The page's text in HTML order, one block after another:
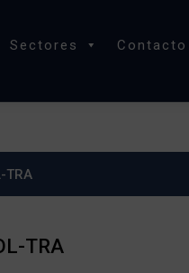
Sectores Contacto
TRA
TRA